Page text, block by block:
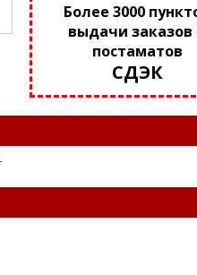
Более 3000
выдачи заказов
постаматов
СДЭК